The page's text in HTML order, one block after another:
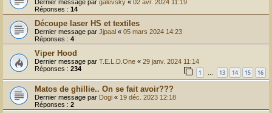
Dernier message par galevsky « 02 avr. 2024 11:19
Réponses : 14
Découpe laser HS et textiles
Dernier message par Jjpaal « 05 mars 2024 14:23
Réponses : 4
Viper Hood
Dernier message par T.E.L.D.One « 29 janv. 2024 11:14
Réponses : 234 1 … 13 14 15 16
Matos de ghillie.. On se fait avoir???
Dernier message par Dogi « 19 déc. 2023 12:18
Réponses : 2